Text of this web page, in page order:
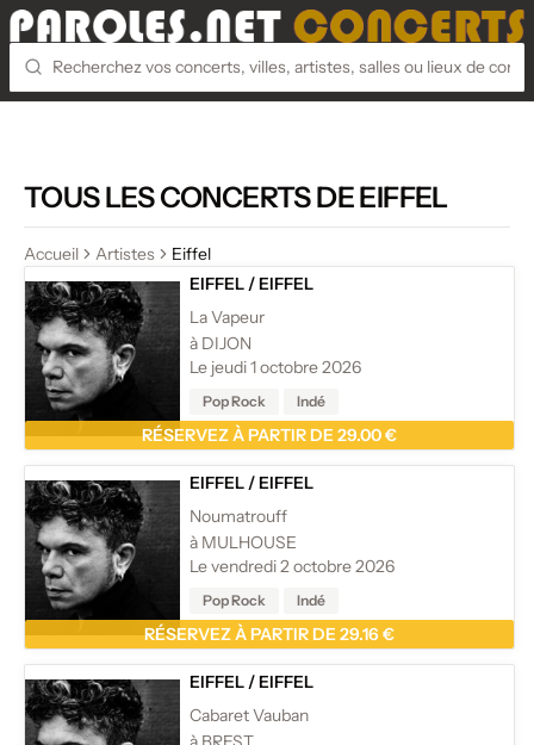
TOUS LES CONCERTS DE EIFFEL
Accueil Artistes
Eiffel
EIFFEL /EIFFEL
La Vapeur
à DIJON
Le jeudi 1 octobre 2026
Pop Rock Indé
RÉSERVEZ À PARTIR DE 29.00 €
EIFFEL /EIFFEL
Noumatrouff
à MULHOUSE
Le vendredi 2 octobre 2026
Pop Rock Indé
RÉSERVEZ À PARTIR DE 29.16 €
EIFFEL /EIFFEL
Cabaret Vauban